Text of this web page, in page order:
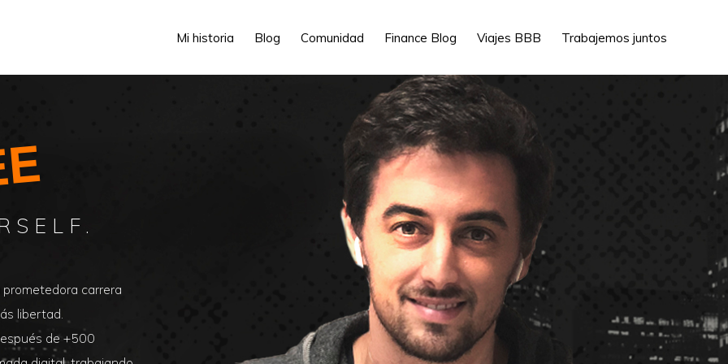
Mi historia Blog Comunidad Finance Blog Viajes BBB Trabajemos juntos
carrera
libertad.
de +500